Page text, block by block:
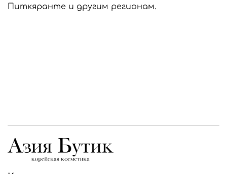
Питкяранте и другим регионам.